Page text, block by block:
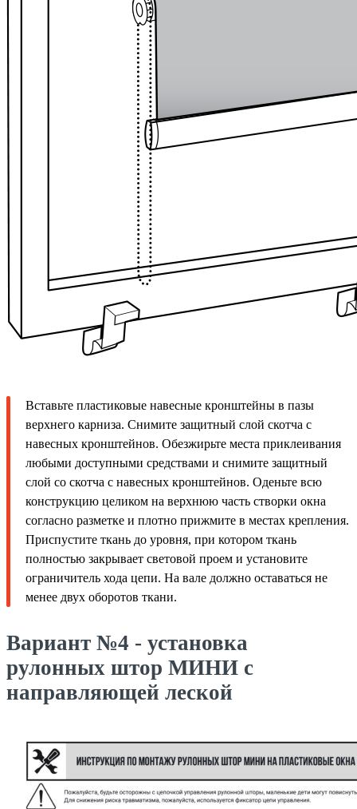
Вставьте пластиковые навесные кронштейны в пазы
верхнего карниза. Снимите защитный слой скотча с
навесных кронштейнов. Обезжирьте места приклеивания
любыми доступными средствами и снимите защитный
слой со скотча с навесных кронштейнов. Оденьте всю
конструкцию целиком на верхнюю часть створки окна
согласно разметке и плотно прижмите в местах крепления.
Приспустите ткань до уровня, при котором ткань
полностью закрывает световой проем и установите
ограничитель хода цепи. На вале должно оставаться не
менее двух оборотов ткани.
Вариант №4 - установка
рулонных штор МИНИ с
направляющей леской